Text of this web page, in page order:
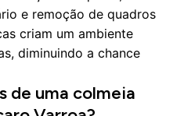
e remoção de quadros
criam um ambiente
diminuindo a chance
de uma colmeia